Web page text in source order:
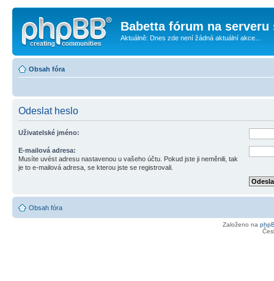
Babetta fórum na serveru
Aktuálně: Dnes zde není žádná aktuální akce...
Obsah fóra
Odeslat heslo
Uživatelské jméno:
E-mailová adresa:
Musíte uvést adresu nastavenou u vašeho účtu. Pokud jste ji neměnili, tak
je to e-mailová adresa, se kterou jste se registrovali.
Obsah fóra
Založeno na